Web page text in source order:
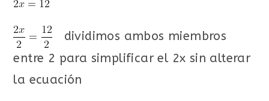
dividimos ambos miembros
entre 2 para simplificar el 2x sin alterar
la ecuación